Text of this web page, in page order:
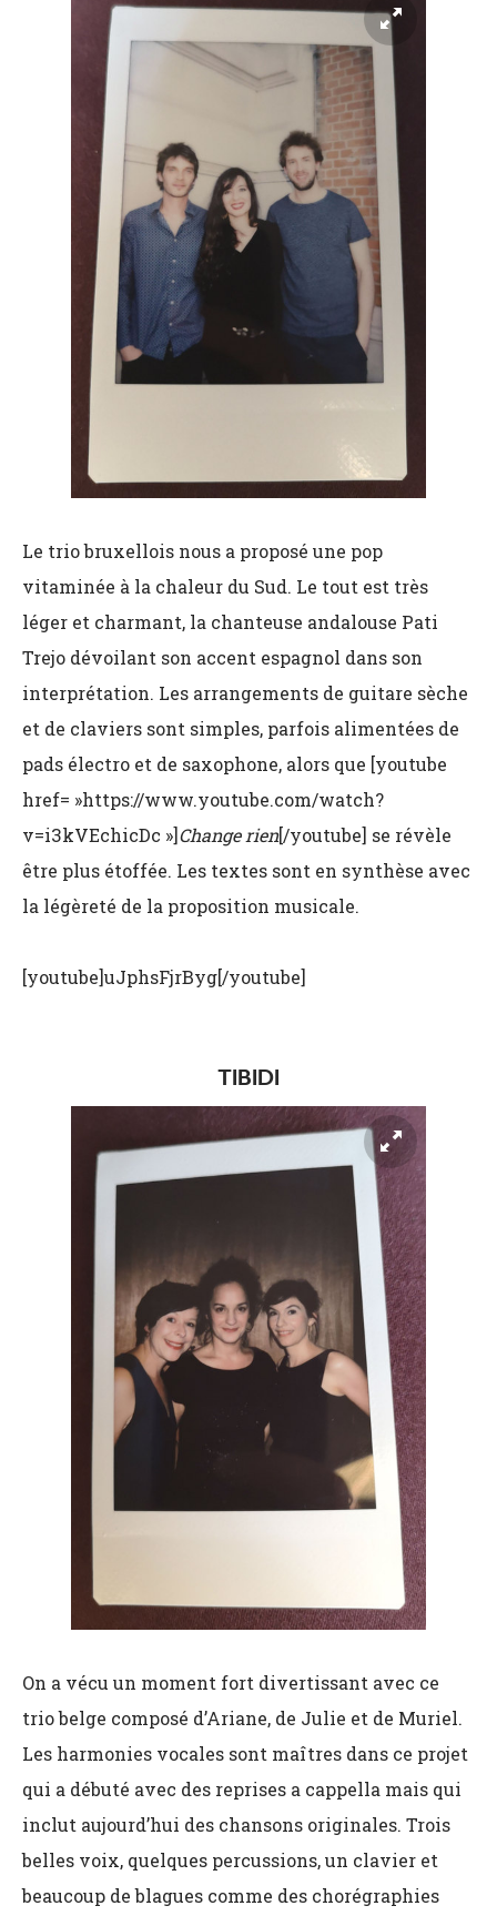
Le trio bruxellois nous a proposé une pop
vitaminée à la chaleur du Sud. Le tout est très
léger et charmant, la chanteuse andalouse Pati
Trejo dévoilant son accent espagnol dans son
interprétation. Les arrangements de guitare sèche
et de claviers sont simples, parfois alimentées de
pads électro et de saxophone, alors que [youtube
href= »https://www.youtube.com/watch?
v=i3kVEchicDc »]Change rien[/youtube] se révèle
être plus étoffée. Les textes sont en synthèse avec
la légèreté de la proposition musicale.
[youtube]uJphsFjrByg[/youtube]
TIBIDI
On a vécu un moment fort divertissant avec ce
trio belge composé d’Ariane, de Julie et de Muriel.
Les harmonies vocales sont maîtres dans ce projet
qui a débuté avec des reprises a cappella mais qui
inclut aujourd’hui des chansons originales. Trois
belles voix, quelques percussions, un clavier et
beaucoup de blagues comme des chorégraphies